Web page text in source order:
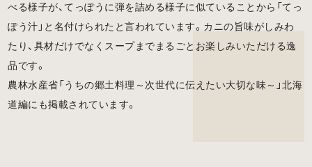
べる様子が、てっぽうに弾を詰める様子に似ていることから「てっ
ぽう汁」と名付けられたと言われています。カニの旨味がしみわ
たり、具材だけでなくスープまでまるごとお楽しみいただける逸
品です。
農林水産省「うちの郷土料理～次世代に伝えたい大切な味～」北海
道編にも掲載されています。